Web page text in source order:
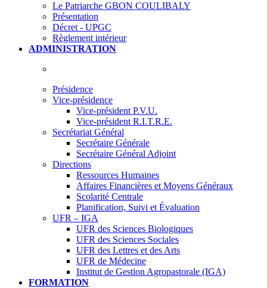
Le Patriarche GBON COULIBALY
Présentation
Décret - UPGC
Règlement intérieur
ADMINISTRATION
Présidence
Vice-présidence
Vice-président P.V.U.
Vice-président R.I.T.R.E.
Secrétariat Général
Secrétaire Générale
Secrétaire Général Adjoint
Directions
Ressources Humaines
Affaires Financières et Moyens Généraux
Scolarité Centrale
Planification, Suivi et Évaluation
UFR – IGA
UFR des Sciences Biologiques
UFR des Sciences Sociales
UFR des Lettres et des Arts
UFR de Médecine
Institut de Gestion Agropastorale (IGA)
FORMATION